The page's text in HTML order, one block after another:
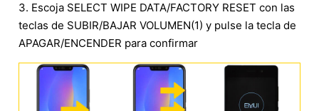
3. Escoja SELECT WIPE DATA/FACTORY RESET con las
teclas de SUBIR/BAJAR VOLUMEN(1) y pulse la tecla de
APAGAR/ENCENDER para confirmar